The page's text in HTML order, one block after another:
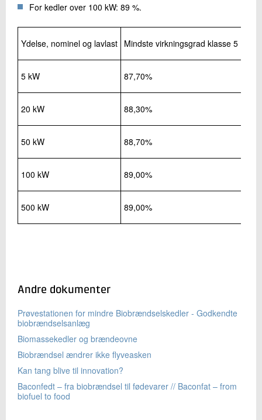
For kedler over 100 kW: 89 %.
Ydelse, nominel og lavlast Mindste virkningsgrad klasse 5
5 kW 87,70%
20 kW 88,30%
50 kW 88,70%
100 kW 89,00%
500 kW 89,00%
Andre dokumenter
Prøvestationen for mindre Biobrændselskedler - Godkendte
biobrændselsanlæg
Biomassekedler og brændeovne
Biobrændsel ændrer ikke flyveasken
Kan tang blive til innovation?
Baconfedt – fra biobrændsel til fødevarer // Baconfat – from
biofuel to food